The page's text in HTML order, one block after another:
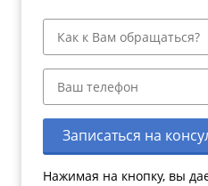
Записаться на
Нажимая на кнопку, вы